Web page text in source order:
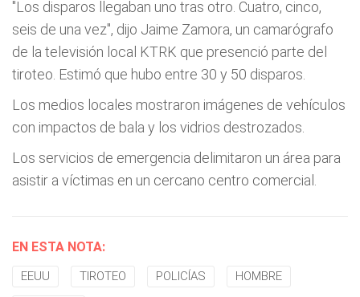
"Los disparos llegaban uno tras otro. Cuatro, cinco,
seis de una vez", dijo Jaime Zamora, un camarógrafo
de la televisión local KTRK que presenció parte del
tiroteo. Estimó que hubo entre 30 y 50 disparos.
Los medios locales mostraron imágenes de vehículos
con impactos de bala y los vidrios destrozados.
Los servicios de emergencia delimitaron un área para
asistir a víctimas en un cercano centro comercial.
EN ESTA NOTA:
EEUU TIROTEO POLICÍAS HOMBRE